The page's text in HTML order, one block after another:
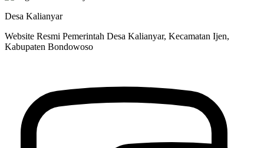
Desa Kalianyar
Website Resmi Pemerintah Desa Kalianyar, Kecamatan Ijen,
Kabupaten Bondowoso